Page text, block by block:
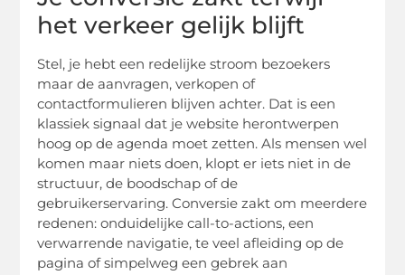
het verkeer gelijk blijft
Stel, je hebt een redelijke stroom bezoekers
maar de aanvragen, verkopen of
contactformulieren blijven achter. Dat is een
klassiek signaal dat je website herontwerpen
hoog op de agenda moet zetten. Als mensen wel
komen maar niets doen, klopt er iets niet in de
structuur, de boodschap of de
gebruikerservaring. Conversie zakt om meerdere
redenen: onduidelijke call-to-actions, een
verwarrende navigatie, te veel afleiding op de
pagina of simpelweg een gebrek aan